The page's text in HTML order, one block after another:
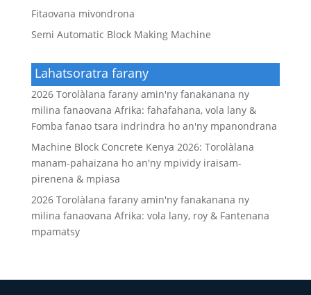
Fitaovana mivondrona
Semi Automatic Block Making Machine
Lahatsoratra farany
2026 Torolàlana farany amin'ny fanakanana ny
milina fanaovana Afrika: fahafahana, vola lany &
Fomba fanao tsara indrindra ho an'ny mpanondrana
Machine Block Concrete Kenya 2026: Torolàlana
manam-pahaizana ho an'ny mpividy iraisam-
pirenena & mpiasa
2026 Torolàlana farany amin'ny fanakanana ny
milina fanaovana Afrika: vola lany, roy & Fantenana
mpamatsy